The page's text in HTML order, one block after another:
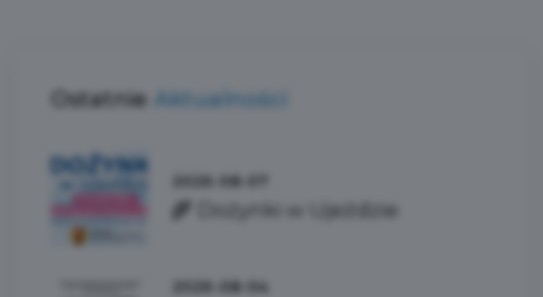
Ostatnie Aktualności
🌾 Dożynki w Ujeździe
2026-08-04